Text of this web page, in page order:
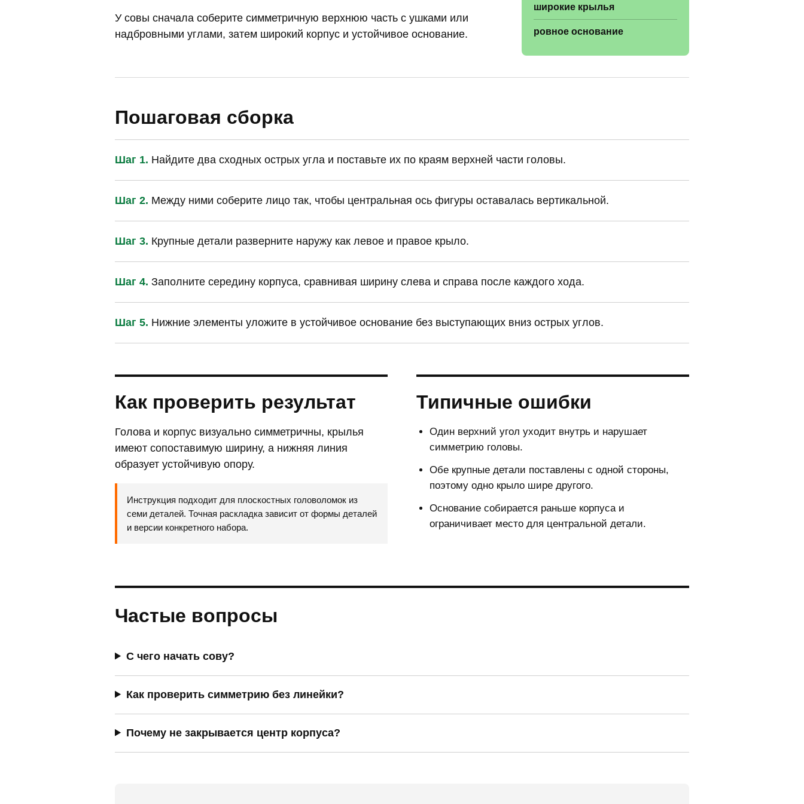
У совы сначала соберите симметричную верхнюю часть с ушками или
надбровными углами, затем широкий корпус и устойчивое основание.
широкие крылья
ровное основание
Пошаговая сборка
Шаг 1. Найдите два сходных острых угла и поставьте их по краям верхней части головы.
Шаг 2. Между ними соберите лицо так, чтобы центральная ось фигуры оставалась вертикальной.
Шаг 3. Крупные детали разверните наружу как левое и правое крыло.
Шаг 4. Заполните середину корпуса, сравнивая ширину слева и справа после каждого хода.
Шаг 5. Нижние элементы уложите в устойчивое основание без выступающих вниз острых углов.
Как проверить результат
Голова и корпус визуально симметричны, крылья
имеют сопоставимую ширину, а нижняя линия
образует устойчивую опору.
Инструкция подходит для плоскостных головоломок из
семи деталей. Точная раскладка зависит от формы деталей
и версии конкретного набора.
Типичные ошибки
Один верхний угол уходит внутрь и нарушает
симметрию головы.
Обе крупные детали поставлены с одной стороны,
поэтому одно крыло шире другого.
Основание собирается раньше корпуса и
ограничивает место для центральной детали.
Частые вопросы
С чего начать сову?
Как проверить симметрию без линейки?
Почему не закрывается центр корпуса?